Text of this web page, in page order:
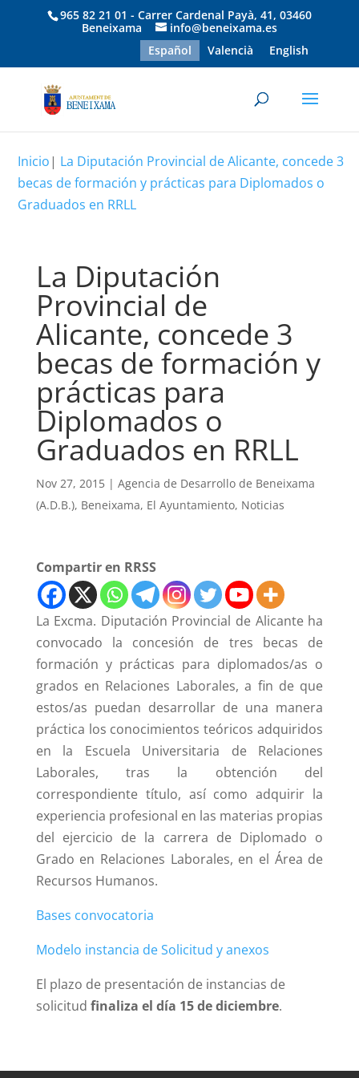
965 82 21 01 - Carrer Cardenal Payà, 41, 03460
Beneixama
info@beneixama.es
Español
Valencià English
Inicio| La Diputación Provincial de Alicante, concede 3
becas de formación y prácticas para Diplomados o
Graduados en RRLL
La Diputación
Provincial de
Alicante, concede 3
becas de formación y
prácticas para
Diplomados o
Graduados en RRLL
Nov 27, 2015| Agencia de Desarrollo de Beneixama
(A.D.B.), Beneixama, El Ayuntamiento, Noticias
Compartir en RRSS
La Excma. Diputación Provincial de Alicante ha
convocado la concesión de tres becas de
formación y prácticas para diplomados/as o
grados en Relaciones Laborales, a fin de que
estos/as puedan desarrollar de una manera
práctica los conocimientos teóricos adquiridos
en la Escuela Universitaria de Relaciones
Laborales, tras la obtención del
correspondiente título, así como adquirir la
experiencia profesional en las materias propias
del ejercicio de la carrera de Diplomado o
Grado en Relaciones Laborales, en el Área de
Recursos Humanos.
Bases convocatoria
Modelo instancia de Solicitud y anexos
El plazo de presentación de instancias de
solicitud finaliza el día 15 de diciembre.